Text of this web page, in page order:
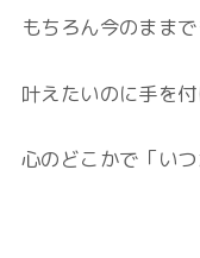
もちろん今のまま
叶えたいのに手を
心のどこかで「い